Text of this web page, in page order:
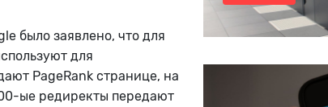
было заявлено, что для
для
PageRank странице, на
ые редиректы передают